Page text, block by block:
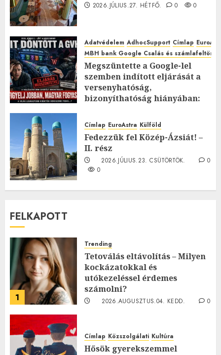
2026.JÚLIUS.27. HÉTFŐ. 0 0
Adatvédelem AdhocSupport Címlap
MBH bank Google Csalás és
Megszüntette a Google-lel
szemben indított eljárását a
versenyhatóság,
bizonyíthatóság hiányában:
2026.JÚLIUS.23. CSÜTÖRTÖK.
0
Címlap EuroAstra Külföld
Fedezzük fel Közép-Ázsiát! –
II. rész
2026.JÚLIUS.23. CSÜTÖRTÖK.
0
0
FELKAPOTT
1
Trending
Tetoválás eltávolítás – Milyen
kockázatokkal és
utókezeléssel érdemes
számolni?
2026.AUGUSZTUS.04. KEDD.
0
Címlap Közszolgálati Kultúra
Hősök gyerekszemmel